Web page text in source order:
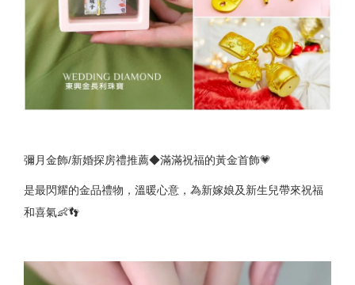
彌月金飾/新婚探房禮推薦◆滿滿祝福的黃金首飾💗
是最閃耀的金品禮物，溫暖心意，為新嫁娘及新生兒帶來祝福
和喜氣👶👣